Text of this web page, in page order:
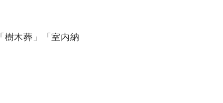
樹木葬」「室内納